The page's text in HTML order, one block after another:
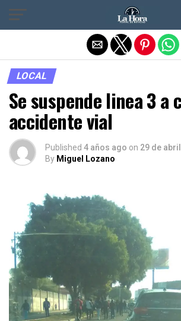
LOCAL
Se suspende linea 3 a
accidente vial
Published 4 años ago on 29 de
By Miguel Lozano
Salir de la versión móvil